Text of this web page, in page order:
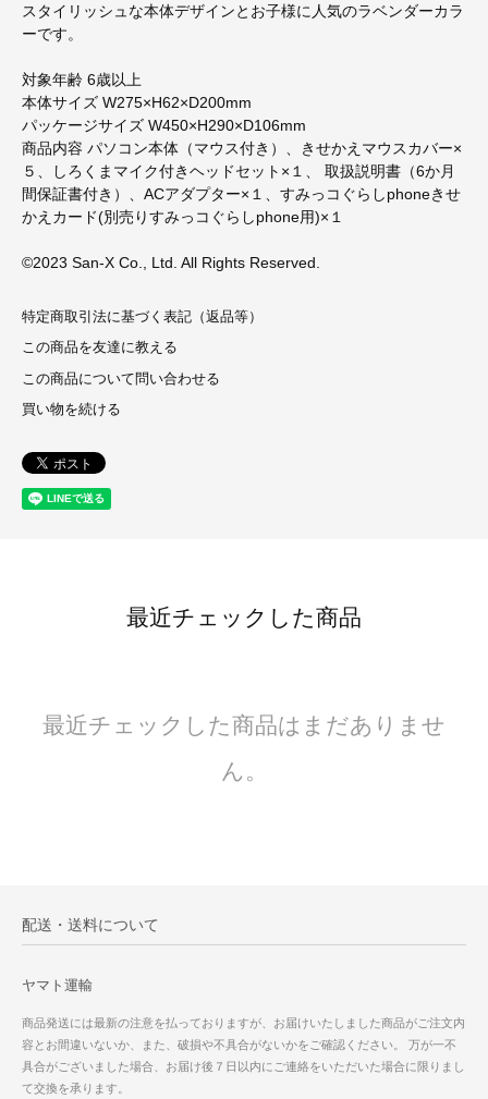
スタイリッシュな本体デザインとお子様に人気のラベンダーカラ
ーです。
対象年齢 6歳以上
本体サイズ W275×H62×D200mm
パッケージサイズ W450×H290×D106mm
商品内容 パソコン本体（マウス付き）、きせかえマウスカバー×
５、しろくまマイク付きヘッドセット×１、 取扱説明書（6か月
間保証書付き）、ACアダプター×１、すみっコぐらしphoneきせ
かえカード(別売りすみっコぐらしphone用)×１
©2023 San-X Co., Ltd. All Rights Reserved.
特定商取引法に基づく表記（返品等）
この商品を友達に教える
この商品について問い合わせる
買い物を続ける
最近チェックした商品
最近チェックした商品はまだありませ
ん。
配送・送料について
ヤマト運輸
商品発送には最新の注意を払っておりますが、お届けいたしました商品がご注文内
容とお間違いないか、また、破損や不具合がないかをご確認ください。 万が一不
具合がございました場合、お届け後７日以内にご連絡をいただいた場合に限りまし
て交換を承ります。